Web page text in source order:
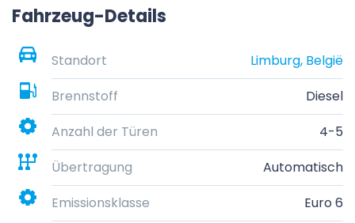
Fahrzeug-Details
Standort
Limburg, België
Brennstoff
Diesel
Anzahl der Türen
4-5
Übertragung
Automatisch
Emissionsklasse
Euro 6